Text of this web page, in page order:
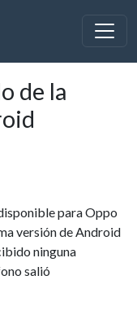
de la
para Oppo
versión de Android
ninguna
salió